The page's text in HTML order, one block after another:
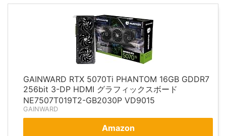
GAINWARD RTX 5070Ti PHANTOM 16GB GDDR7
256bit 3-DP HDMI グラフィックスボード
NE7507T019T2-GB2030P VD9015
GAINWARD
Amazon